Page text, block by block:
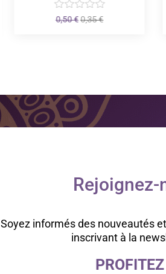
0,50€Le
0,35€Le
Rejoignez-
Soyez informés des nouveautés
inscrivant à la